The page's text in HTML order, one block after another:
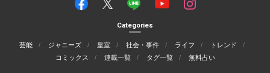
Categories
芸能 ジャニーズ 皇室 社会・事件 ライフ
トレンド
コミックス
連載一覧 タグ一覧 無料占い